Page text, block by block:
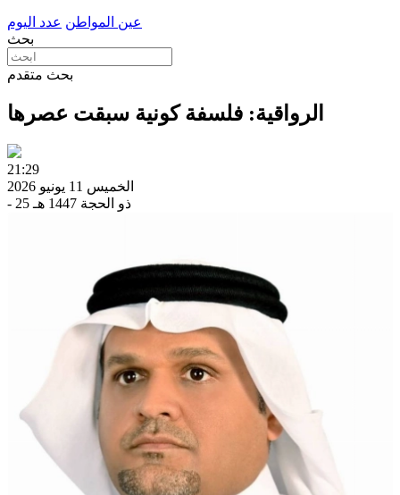
عين المواطن عدد اليوم
بحث
بحث متقدم
الرواقية: فلسفة كونية سبقت عصرها
21:29
الخميس 11 يونيو 2026
- 25 ذو الحجة 1447 هـ